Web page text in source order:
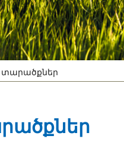
տարածքներ